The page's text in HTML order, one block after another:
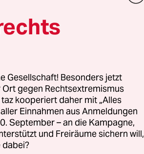
die
Reihe
Vor
Gesellschaft! Besonders jetzt
gegen Rechtsextremismus
kooperiert daher mit „Alles
Einnahmen aus Anmeldungen
September – an die Kampagne,
und Freiräume sichern will,
dabei?